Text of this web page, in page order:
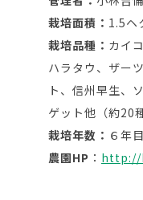
栽培面積： 1.5ヘ
栽培品種： カイ
ハラタウ、ザー
ト、信州早生、
ゲット他（約20
栽培年数： ６年目
農園HP ： http://